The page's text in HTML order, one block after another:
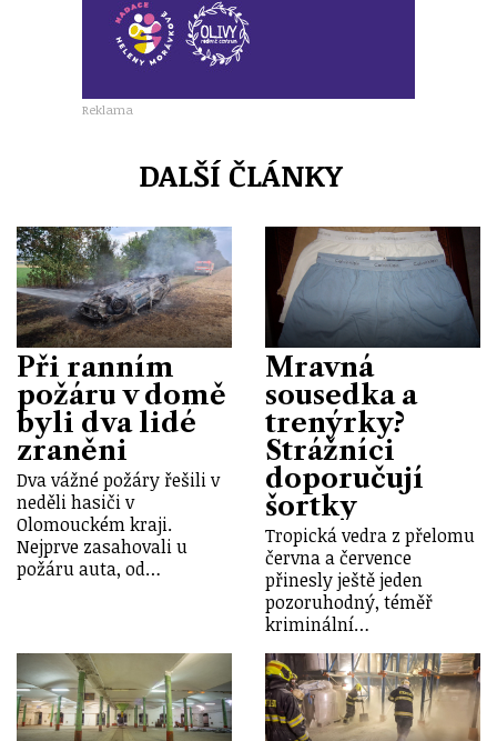
Reklama
DALŠÍ ČLÁNKY
Při ranním
požáru v domě
byli dva lidé
zraněni
Dva vážné požáry řešili v
neděli hasiči v
Olomouckém kraji.
Nejprve zasahovali u
požáru auta, od…
Mravná
sousedka a
trenýrky?
Strážníci
doporučují
šortky
Tropická vedra z přelomu
června a července
přinesly ještě jeden
pozoruhodný, téměř
kriminální…